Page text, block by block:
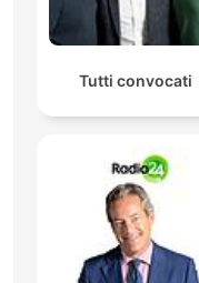
Tutti convocati